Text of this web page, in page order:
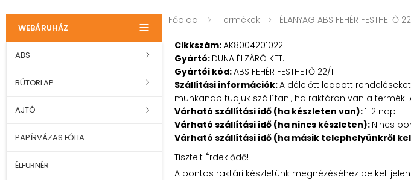
WEBÁRUHÁZ
ABS
BÚTORLAP
AJTÓ
PAPÍRVÁZAS FÓLIA
ÉLFURNÉR
Főoldal Termékek ÉLANYAG ABS FEHÉR FESTHETŐ
Cikkszám:AK8004201022
Gyártó: DUNA ÉLZÁRÓ KFT.
Gyártói kód:ABS FEHÉR FESTHETŐ 22/1
Szállítási információk:A délelőtt leadott
munkanap tudjuk szállítani, ha raktáron van a
Várható szállítási idő (ha készleten van):1-2 nap
Várható szállítási idő (ha nincs készleten): Nincs
Várható szállítási idő (ha másik telephelyünkről
Tisztelt Érdeklődő!
A pontos raktári készletünk megnézéséhez be kell